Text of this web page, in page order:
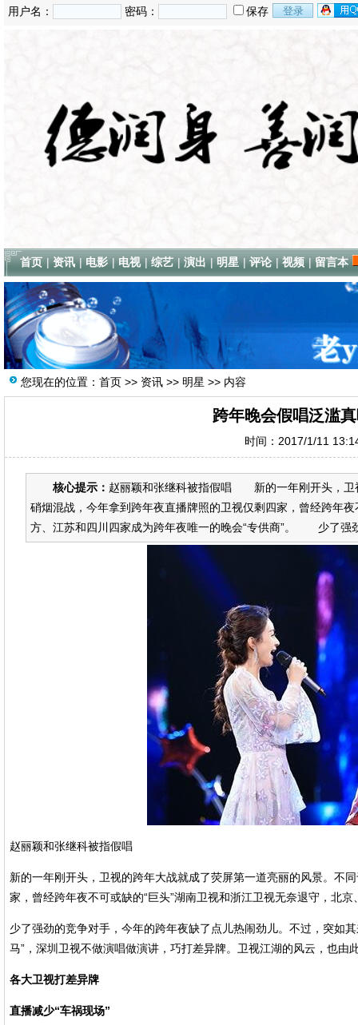
用户名： 密码： 保存
首页 |资讯 |电影 |电视 |综艺 |演出 |明星 |评论 |视频 |留言本
您现在的位置： 首页 >> 资讯 >> 明星 >> 内容
跨年晚会假唱泛滥
时间：2017/1/11
核心提示： 赵丽颖和张继科被指假唱 新的一年刚开头，卫
硝烟混战，今年拿到跨年夜直播牌照的卫视仅剩四家，曾经跨年
方、江苏和四川四家成为跨年夜唯一的晚会“专供商”。 少了强
赵丽颖和张继科被指假唱
新的一年刚开头，卫视的跨年大战就成了荧屏第一道亮丽的风景。不
家，曾经跨年夜不可或缺的“巨头”湖南卫视和浙江卫视无奈退守，北
少了强劲的竞争对手，今年的跨年夜缺了点儿热闹劲儿。不过，突如
马”，深圳卫视不做演唱做演讲，巧打差异牌。卫视江湖的风云，也由
各大卫视打差异牌
直播减少“车祸现场”